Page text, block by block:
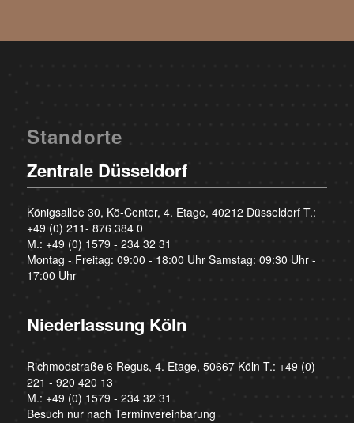
Standorte
Zentrale Düsseldorf
Königsallee 30, Kö-Center, 4. Etage, 40212 Düsseldorf T.:
+49 (0) 211- 876 384 0
M.: +49 (0) 1579 - 234 32 31
Montag - Freitag: 09:00 - 18:00 Uhr Samstag: 09:30 Uhr -
17:00 Uhr
Niederlassung Köln
Richmodstraße 6 Regus, 4. Etage, 50667 Köln T.: +49 (0)
221 - 920 420 13
M.: +49 (0) 1579 - 234 32 31
Besuch nur nach Terminvereinbarung